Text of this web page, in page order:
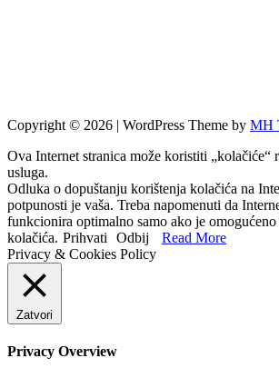
Copyright © 2026 | WordPress Theme by MH
Ova Internet stranica može koristiti „kolačiće“
usluga.
Odluka o dopuštanju korištenja kolačića na
potpunosti je vaša. Treba napomenuti da
funkcionira optimalno samo ako je
kolačića. Prihvati Odbij
Read More
Privacy & Cookies Policy
Zatvori
Privacy Overview